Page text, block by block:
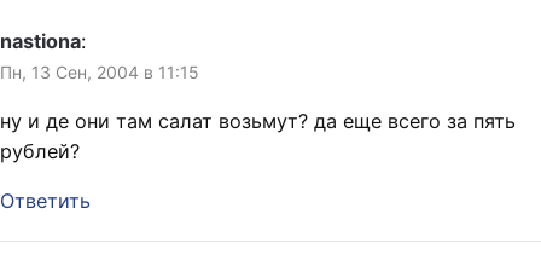
nastiona:
Пн, 13 Сен, 2004 в 11:15
ну и де они там салат возьмут? да еще всего за пять
рублей?
Ответить